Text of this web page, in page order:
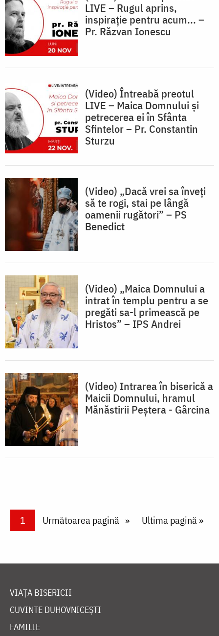
LIVE – Rugul aprins,
inspirație pentru acum... –
Pr. Răzvan Ionescu
(Video) Întreabă preotul
LIVE – Maica Domnului și
petrecerea ei în Sfânta
Sfintelor – Pr. Constantin
Sturzu
(Video) „Dacă vrei sa înveți
să te rogi, stai pe lângă
oamenii rugători” – PS
Benedict
(Video) „Maica Domnului a
intrat în templu pentru a se
pregăti sa-l primească pe
Hristos” – IPS Andrei
(Video) Intrarea în biserică a
Maicii Domnului, hramul
Mănăstirii Peștera - Gârcina
PaginareCurrent page
1 Next page
Următoarea pagină Last page
Ultima pagină »
VIAȚA BISERICII
CUVINTE DUHOVNICEȘTI
FAMILIE